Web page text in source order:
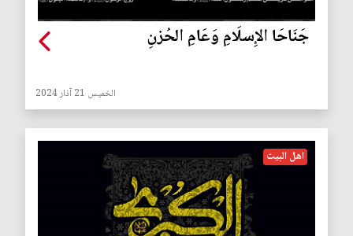
جَنَاحَا الإِسلَامِ وَعَامِ الحُزنِ
الخميس 21 آذار 2024
اهل البيت